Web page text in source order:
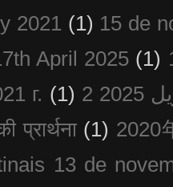
2021 (1) 15 de
April 2025 (1)
г. (1)
प्रार्थना (1) 2020
13 de